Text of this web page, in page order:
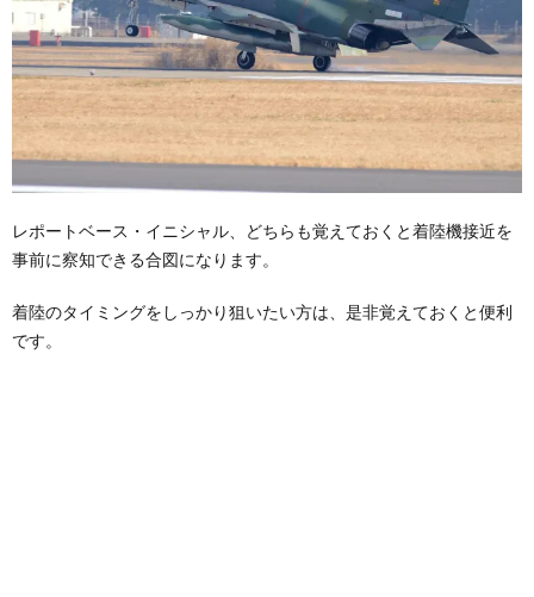
レポートベース・イニシャル、どちらも覚えておくと着陸機接近を
事前に察知できる合図になります。
着陸のタイミングをしっかり狙いたい方は、是非覚えておくと便利
です。